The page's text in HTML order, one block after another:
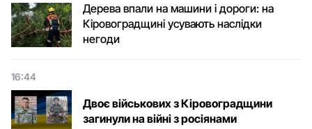
Дерева впали на машини і дороги: на
Кіровоградщині усувають наслідки
негоди
16:44
Двоє військових з Кіровоградщини
загинули на війні з росіянами